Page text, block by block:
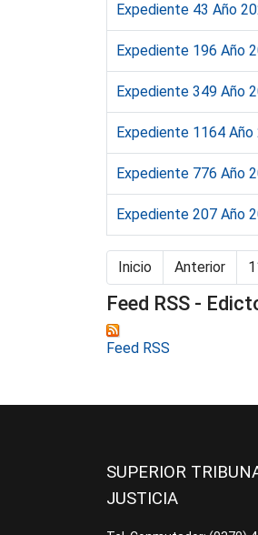
Expediente 43 Año
Expediente 196 Año
Expediente 349 Año
Expediente 1164
Expediente 776 Año
Expediente 207 Año
Inicio Anterior
Feed RSS -
Feed RSS
SUPERIOR
JUSTICIA